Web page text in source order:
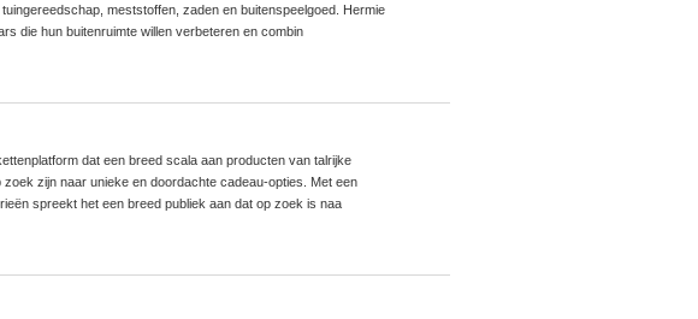
meststoffen, zaden en buitenspeelgoed. Hermie
die hun buitenruimte willen verbeteren en combin
dat een breed scala aan producten van talrijke
zijn naar unieke en doordachte cadeau-opties. Met een
spreekt het een breed publiek aan dat op zoek is naa